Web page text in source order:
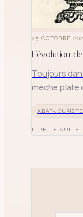
25 OCTOBRE
L'évolution
Toujours
mèche plate
ABAT-JOURISTE
LIRE LA SUITE